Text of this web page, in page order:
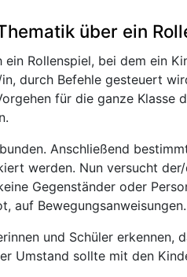
über ein
Rollenspiel, bei dem ein
durch Befehle gesteuert
für die ganze
Anschließend
werden. Nun versucht
Gegenständer oder
auf Bewegungsanweisungen.
und Schüler
Umstand sollte mit den